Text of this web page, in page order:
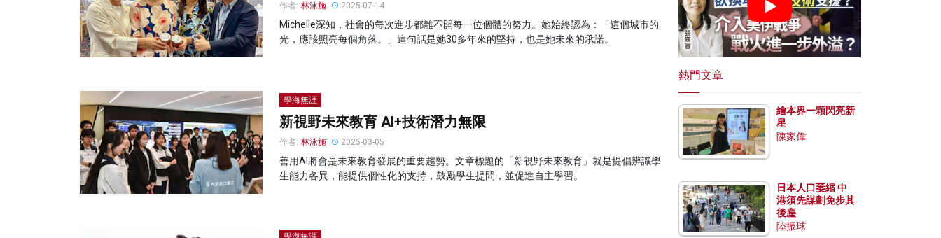
作者: 林泳施 2025-07-14
Michelle深知，社會的每次進步都離不開每一位個體的努力。她始終認為：「這個城市的
光，應該照亮每個角落。」這句話是她30多年來的堅持，也是她未來的承諾。
學海無涯
新視野未來教育 AI+技術潛力無限
作者: 林泳施 2025-03-05
善用AI將會是未來教育發展的重要趨勢。文章標題的「新視野未來教育」就是提倡辨識學
生能力各異，能提供個性化的支持，鼓勵學生提問，並促進自主學習。
熱門文章
繪本界一顆閃亮新
星
陳家偉
日本人口萎縮 中
港須先謀劃免步其
後塵
陸振球